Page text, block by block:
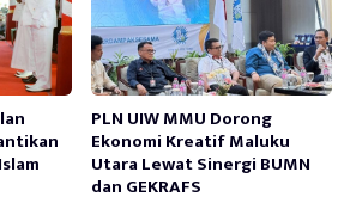
PLN UIW MMU Dorong
Ekonomi Kreatif Maluku
Utara Lewat Sinergi BUMN
dan GEKRAFS